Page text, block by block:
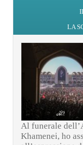
LA
Al funerale
Khamenei, ho